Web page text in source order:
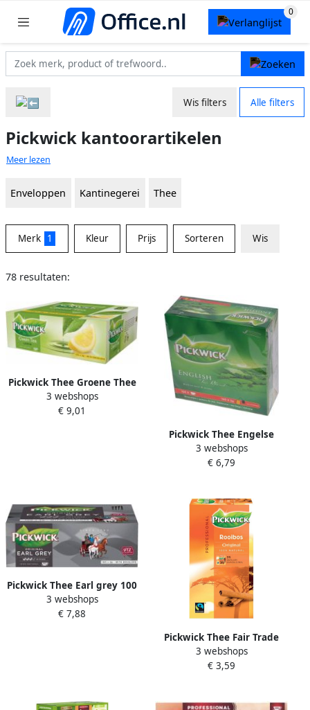
Wis filters Alle filters
Pickwick kantoorartikelen
Meer lezen
Enveloppen Kantinegerei Thee
Merk 1 Kleur Prijs Sorteren Wis
78 resultaten:
Pickwick Thee Groene Thee
Citroen 100 zakjes met
envelop
3 webshops
€ 9,01
Pickwick Thee Engelse
melange 100 zakjes 2 gram
zonder envelop
3 webshops
€ 6,79
Pickwick Thee Earl grey 100
zakjes van 2gr met envelop
3 webshops
€ 7,88
Pickwick Thee Fair Trade
rooibos 25 zakjes van 1.5gr
3 webshops
€ 3,59